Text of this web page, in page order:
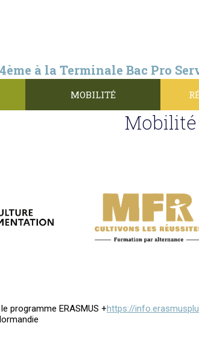
à la Terminale Bac Pro
MOBILITÉ
Mobilité
programme ERASMUS +https://